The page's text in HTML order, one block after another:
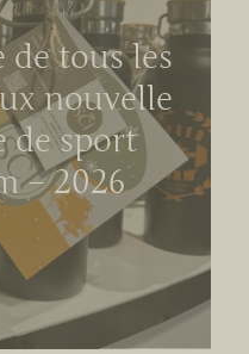
de tous les
nouvelle
de sport
– 2026